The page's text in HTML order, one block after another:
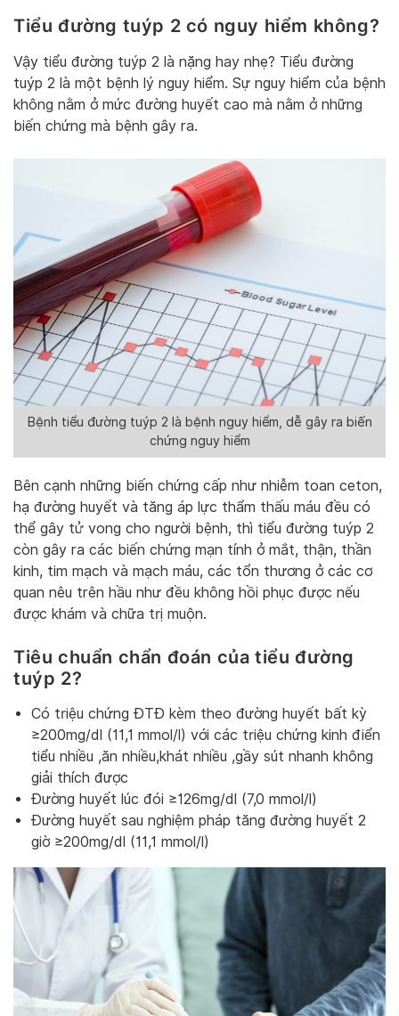
Tiểu đường tuýp 2 có nguy hiểm không?
Vậy tiểu đường tuýp 2 là nặng hay nhẹ? Tiểu đường
tuýp 2 là một bệnh lý nguy hiểm. Sự nguy hiểm của bệnh
không nằm ở mức đường huyết cao mà nằm ở những
biến chứng mà bệnh gây ra.
Bệnh tiểu đường tuýp 2 là bệnh nguy hiểm, dễ gây ra biến
chứng nguy hiểm
Bên cạnh những biến chứng cấp như nhiễm toan ceton,
hạ đường huyết và tăng áp lực thẩm thấu máu đều có
thể gây tử vong cho người bệnh, thì tiểu đường tuýp 2
còn gây ra các biến chứng mạn tính ở mắt, thận, thần
kinh, tim mạch và mạch máu, các tổn thương ở các cơ
quan nêu trên hầu như đều không hồi phục được nếu
được khám và chữa trị muộn.
Tiêu chuẩn chẩn đoán của tiểu đường
tuýp 2?
Có triệu chứng ĐTĐ kèm theo đường huyết bất kỳ
≥200mg/dl (11,1 mmol/l) với các triệu chứng kinh điển
tiểu nhiều ,ăn nhiều,khát nhiều ,gầy sút nhanh không
giải thích được
Đường huyết lúc đói ≥126mg/dl (7,0 mmol/l)
Đường huyết sau nghiệm pháp tăng đường huyết 2
giờ ≥200mg/dl (11,1 mmol/l)